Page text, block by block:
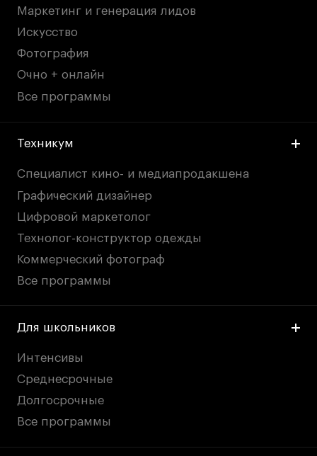
Маркетинг и генерация лидов
Искусство
Фотография
Очно + онлайн
Все программы
Техникум
Специалист кино- и медиапродакшена
Графический дизайнер
Цифровой маркетолог
Технолог-конструктор одежды
Коммерческий фотограф
Все программы
Для школьников
Интенсивы
Среднесрочные
Долгосрочные
Все программы